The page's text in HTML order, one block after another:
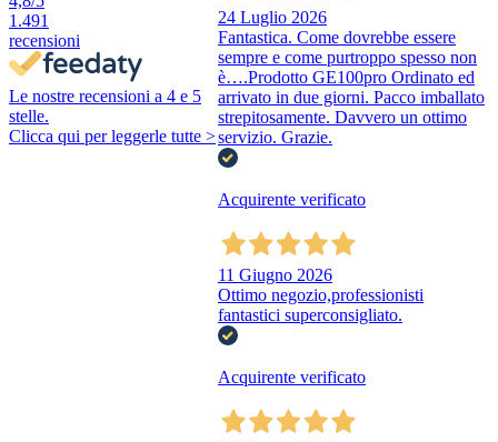
1.491
recensioni
Le nostre recensioni a 4 e 5
stelle.
Clicca qui per leggerle tutte >
24 Luglio 2026
Fantastica. Come dovrebbe essere
sempre e come purtroppo spesso non
è….Prodotto GE100pro Ordinato ed
arrivato in due giorni. Pacco imballato
strepitosamente. Davvero un ottimo
servizio. Grazie.
Acquirente verificato
11 Giugno 2026
Ottimo negozio,professionisti
fantastici superconsigliato.
Acquirente verificato